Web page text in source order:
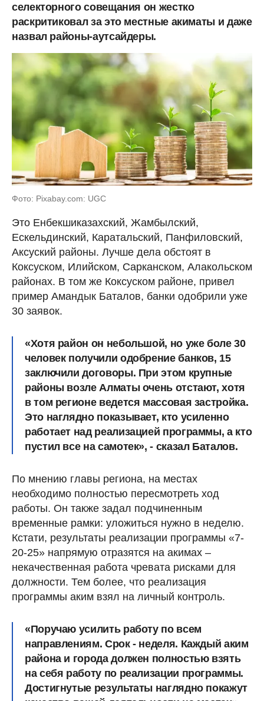
селекторного совещания он жестко
раскритиковал за это местные акиматы и даже
назвал районы-аутсайдеры.
Фото: Pixabay.com: UGC
Это Енбекшиказахский, Жамбылский,
Ескельдинский, Каратальский, Панфиловский,
Аксуский районы. Лучше дела обстоят в
Коксуском, Илийском, Сарканском, Алакольском
районах. В том же Коксуском районе, привел
пример Амандык Баталов, банки одобрили уже
30 заявок.
«Хотя район он небольшой, но уже боле 30
человек получили одобрение банков, 15
заключили договоры. При этом крупные
районы возле Алматы очень отстают, хотя
в том регионе ведется массовая застройка.
Это наглядно показывает, кто усиленно
работает над реализацией программы, а кто
пустил все на самотек», - сказал Баталов.
По мнению главы региона, на местах
необходимо полностью пересмотреть ход
работы. Он также задал подчиненным
временные рамки: уложиться нужно в неделю.
Кстати, результаты реализации программы «7-
20-25» напрямую отразятся на акимах –
некачественная работа чревата рисками для
должности. Тем более, что реализация
программы аким взял на личный контроль.
«Поручаю усилить работу по всем
направлениям. Срок - неделя. Каждый аким
района и города должен полностью взять
на себя работу по реализации программы.
Достигнутые результаты наглядно покажут